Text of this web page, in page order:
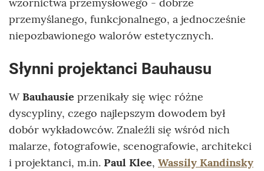
przemyślanego, funkcjonalnego, a jednocześnie
niepozbawionego walorów estetycznych.
Słynni projektanci Bauhausu
W Bauhausie przenikały się więc różne
dyscypliny, czego najlepszym dowodem był
dobór wykładowców. Znaleźli się wśród nich
malarze, fotografowie, scenografowie, architekci
i projektanci, m.in. Paul Klee, Wassily Kandinsky